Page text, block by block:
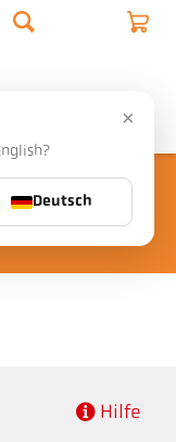
Hilfe
×
Deutsch